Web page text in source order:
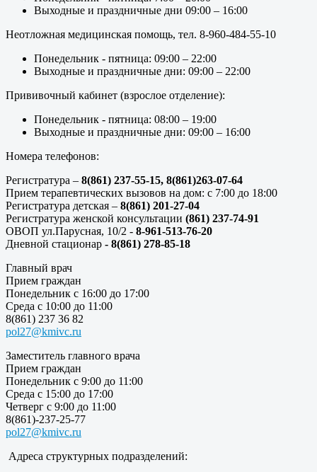
Выходные и праздничные дни 09:00 – 16:00
Неотложная медицинская помощь, тел. 8-960-484-55-10
Понедельник - пятница: 09:00 – 22:00
Выходные и праздничные дни: 09:00 – 22:00
Прививочный кабинет (взрослое отделение):
Понедельник - пятница: 08:00 – 19:00
Выходные и праздничные дни: 09:00 – 16:00
Номера телефонов:
Регистратура – 8(861) 237-55-15, 8(861)263-07-64
Прием терапевтических вызовов на дом: с 7:00 до 18:00
Регистратура детская – 8(861) 201-27-04
Регистратура женской консультации (861) 237-74-91
ОВОП ул.Парусная, 10/2 - 8-961-513-76-20
Дневной стационар - 8(861) 278-85-18
Главный врач
Прием граждан
Понедельник с 16:00 до 17:00
Среда с 10:00 до 11:00
8(861) 237 36 82
pol27@kmivc.ru
Заместитель главного врача
Прием граждан
Понедельник с 9:00 до 11:00
Среда с 15:00 до 17:00
Четверг с 9:00 до 11:00
8(861)-237-25-77
pol27@kmivc.ru
Адреса структурных подразделений: